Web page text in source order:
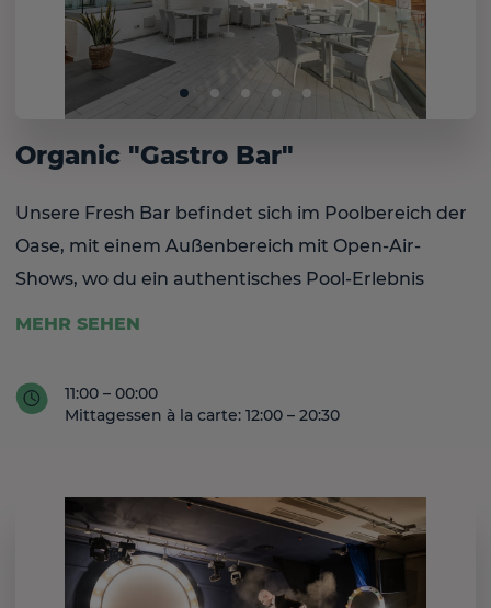
"Ecken der Welt".
Im PICNIC "Casual Restaurant" können alle
Kunden das Frühstück, Mittag- oder Abendessen
genießen, mit besonderem Vergnügen für unsere
Kunden im "All Inclusive" Regime, da sie die
vielfältige Gastronomie, die wir anbieten,
kennenlernen können.
Organic "Gastro Bar"
Unsere Fresh Bar befindet sich im Poolbereich der
Oase, mit einem Außenbereich mit Open-Air-
Shows, wo du ein authentisches Pool-Erlebnis
vegane Produkte, frische Cocktails und ein
sorgfältig ausgewähltes Mittagsmenü mit frischen
MEHR SEHEN
11:00 – 00:00
Mittagessen à la carte: 12:00 – 20:30